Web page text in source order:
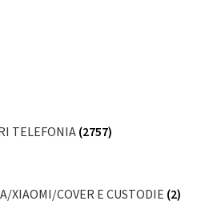
TELEFONIA (2757)
XIAOMI/COVER E CUSTODIE (2)